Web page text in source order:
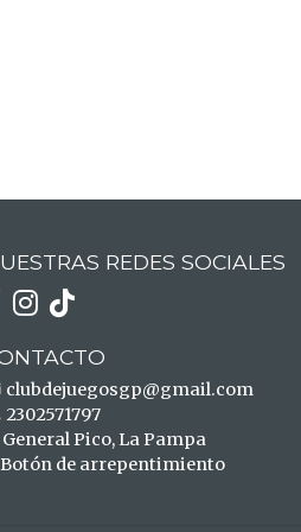
REDES SOCIALES
clubdejuegosgp@gmail.com
2302571797
General Pico, La Pampa
de arrepentimiento